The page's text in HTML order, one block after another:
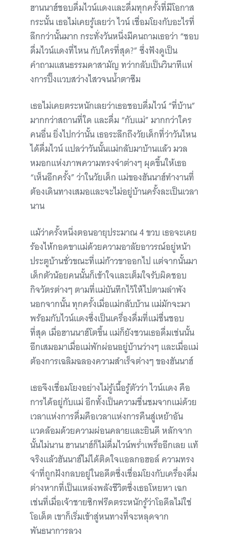
ฮานนาฮ์ชอบดื่มไวน์แดงและดื่มทุกครั้งที่มีโอกาส
กระนั้น เธอไม่เคยรู้เลยว่า ไวน์ เชื่อมโยงกับอะไรที่
ลึกกว่านั้นมาก กระทั่งวันหนึ่งมีคนถามเธอว่า “ชอบ
ดื่มไวน์แดงที่ไหน กับใครที่สุด?” ซึ่งฟังดูเป็น
คำถามแสนธรรมดาสามัญ ทว่ากลับเป็นวินาทีแห่
งการปิ๊งแวบสว่างไสวจนน้ำตาซึม
เธอไม่เคยตระหนักเลยว่าเธอชอบดื่มไวน์ “ที่บ้าน”
มากกว่าสถานที่ใด และดื่ม “กับแม่” มากกว่าใคร
คนอื่น ยิ่งไปกว่านั้น เธอระลึกถึงวัยเด็กที่ว่าวันไหน
ได้ดื่มไวน์ แปลว่าวันนั้นแม่กลับมาบ้านแล้ว มวล
หมอกแห่งภาพความทรงจำต่างๆ ผุดขึ้นให้เธอ
“เห็นอีกครั้ง” ว่าในวัยเด็ก แม่ของฮันนาฮ์ทำงานที่
ต้องเดินทางเสมอและจะไม่อยู่บ้านครั้งละเป็นเวลา
นาน
แม้ว่าครั้งหนึ่งตอนอายุประมาณ 4 ขวบ เธอจะเคย
ร้องไห้กอดขาแม่ด้วยความอาลัยอาวรณ์อยู่หน้า
ประตูบ้านชั่วขณะที่แม่ก้าวขาออกไป แต่จากนั้นมา
เด็กตัวน้อยคนนั้นก็เข้าใจและเต็มใจรับผิดชอบ
กิจวัตรต่างๆ ตามที่แม่บันทึกไว้ให้ไปตามลำพัง
นอกจากนั้น ทุกครั้งเมื่อแม่กลับบ้าน แม่มักจะมา
พร้อมกับไวน์แดงซึ่งเป็นเครื่องดื่มที่แม่ชื่นชอบ
ที่สุด เมื่อฮานนาฮ์โตขึ้น แม่ก็ยังชวนเธอดื่มเช่นนั้น
อีกเสมอมาเมื่อแม่พักผ่อนอยู่บ้านว่างๆ และเมื่อแม่
ต้องการเฉลิมฉลองความสำเร็จต่างๆ ของฮันนาฮ์
เธอจึงเชื่อมโยงอย่างไม่รู้เนื้อรู้ตัวว่า ไวน์แดง คือ
การได้อยู่กับแม่ อีกทั้งเป็นความชื่นชมจากแม่ด้วย
เวลาแห่งการดื่มคือเวลาแห่งการคืนสู่เหย้าอัน
แวดล้อมด้วยความผ่อนคลายและยินดี หลักจาก
นั้นไม่นาน ฮานนาฮ์ก็ไม่ดื่มไวน์พร่ำเพรื่ออีกเลย แท้
จริงแล้วฮันนาฮ์ไม่ได้ติดใจแอลกอฮอล์ ความทรง
จำที่ถูกฝังกลบอยู่ในอดีตซึ่งเชื่อมโยงกับเครื่องดื่ม
ต่างหากที่เป็นแหล่งพลังชีวิตซึ่งเธอโหยหา เฉก
เช่นที่เมื่อเจ้าชายซิกฟรีดตระหนักรู้ว่าโอดีลไม่ใช่
โอเด็ต เขาก็เริ่มเข้าสู่หนทางที่จะหลุดจาก
พันธนาการลวง